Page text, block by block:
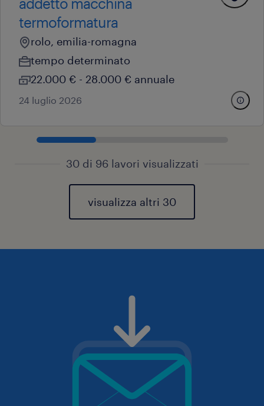
termoformatura
rolo, emilia-romagna
tempo determinato
22.000 € - 28.000 € annuale
24 luglio 2026
30 di 96 lavori visualizzati
visualizza altri 30